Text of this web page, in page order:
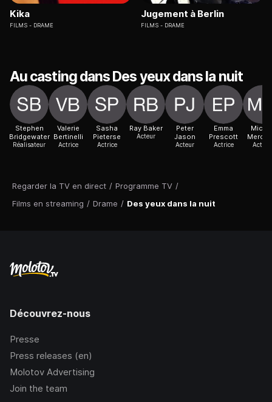
Regarder la TV en direct / Programme TV /
Films en streaming / Drame / Des yeux dans la nuit
Kika
FILMS DRAME
Jugement à Berlin
FILMS DRAME
Au casting dans Des yeux dans la nuit
Stephen
Bridgewater
Réalisateur
Valerie
Bertinelli
Actrice
Sasha
Pieterse
Actrice
Ray Baker
Acteur
Peter
Jason
Acteur
Emma
Prescott
Actrice Actrice
Découvrez-nous
Presse
Press releases (en)
Molotov Advertising
Join the team